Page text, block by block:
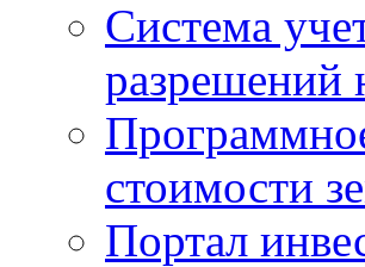
Система
разрешений
стоимости
Портал